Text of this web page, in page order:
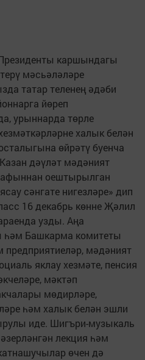
каршындагы
мәсьәләләре
татар теленең әдәби
йөреп
урыннарда төрле
халык белән
өйрәтү буенча
дәүләт мәдәният
оештырылган
сәнгате нигезләре» дип
16 декабрь көнне Җәлил
узды. Аңа
һәм Башкарма комитеты
мәдәният
яклау хезмәте, пенсия
мәктәп
мөдирләре,
һәм халык белән эшли
иде. Шигъри-музыкаль
лекция һәм
өчен дә